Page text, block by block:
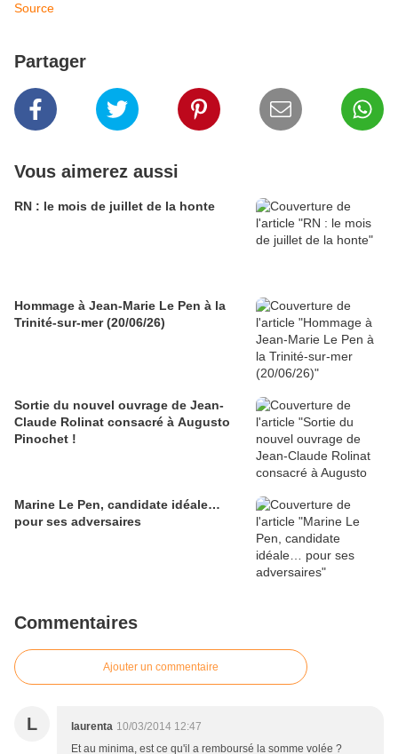
Source
Partager
Vous aimerez aussi
RN : le mois de juillet de la honte
Hommage à Jean-Marie Le Pen à la
Trinité-sur-mer (20/06/26)
Sortie du nouvel ouvrage de Jean-
Claude Rolinat consacré à Augusto
Pinochet !
Marine Le Pen, candidate idéale…
pour ses adversaires
Commentaires
Ajouter un commentaire
L laurenta 10/03/2014 12:47
Et au minima, est ce qu'il a remboursé la somme volée ?